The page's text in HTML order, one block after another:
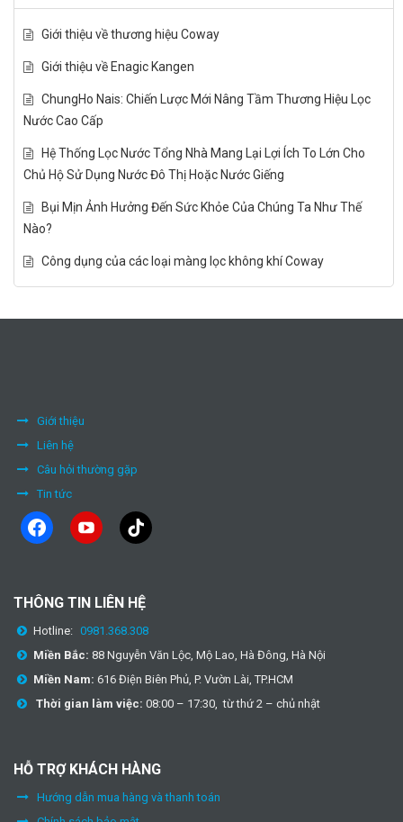
Giới thiệu về thương hiệu Coway
Giới thiệu về Enagic Kangen
ChungHo Nais: Chiến Lược Mới Nâng Tầm Thương Hiệu Lọc
Nước Cao Cấp
Hệ Thống Lọc Nước Tổng Nhà Mang Lại Lợi Ích To Lớn Cho
Chủ Hộ Sử Dụng Nước Đô Thị Hoặc Nước Giếng
Bụi Mịn Ảnh Hưởng Đến Sức Khỏe Của Chúng Ta Như Thế
Nào?
Công dụng của các loại màng lọc không khí Coway
Giới thiệu
Liên hệ
Câu hỏi thường gặp
Tin tức
facebook youtube tiktok
THÔNG TIN LIÊN HỆ
Hotline: 0981.368.308
Miền Bắc: 88 Nguyễn Văn Lộc, Mộ Lao, Hà Đông, Hà Nội
Miền Nam: 616 Điện Biên Phủ, P. Vườn Lài, TP.HCM
Thời gian làm việc: 08:00 – 17:30, từ thứ 2 – chủ nhật
HỖ TRỢ KHÁCH HÀNG
Hướng dẫn mua hàng và thanh toán